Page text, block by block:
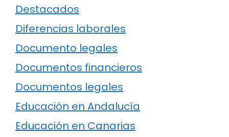
Destacados
Diferencias laborales
Documento legales
Documentos financieros
Documentos legales
Educación en Andalucía
Educación en Canarias